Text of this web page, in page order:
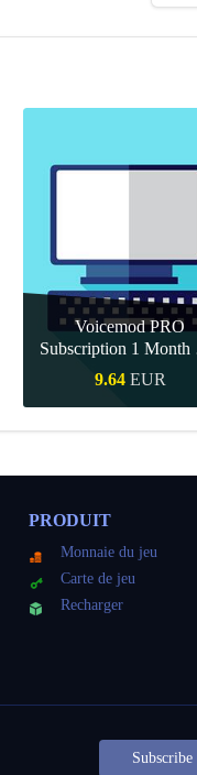
Voicemod PRO
Subscription 1 Month
Key Global
9.64 EUR
Achat rapide
PRODUIT
Monnaie du jeu
Carte de jeu
Recharger